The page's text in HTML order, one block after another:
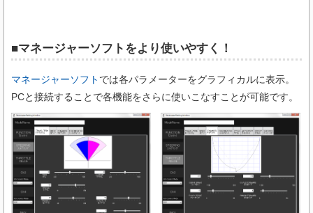
■マネージャーソフトをより使いやすく！
マネージャーソフト では各パラメーターをグラフィカルに表示。
PCと接続することで各機能をさらに使いこなすことが可能です。